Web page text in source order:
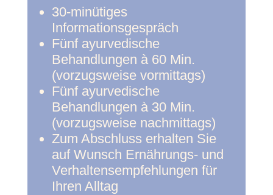
30-minütiges
Informationsgespräch
Fünf ayurvedische
Behandlungen à 60 Min.
(vorzugsweise vormittags)
Fünf ayurvedische
Behandlungen à 30 Min.
(vorzugsweise nachmittags)
Zum Abschluss erhalten Sie
auf Wunsch Ernährungs- und
Verhaltensempfehlungen für
Ihren Alltag